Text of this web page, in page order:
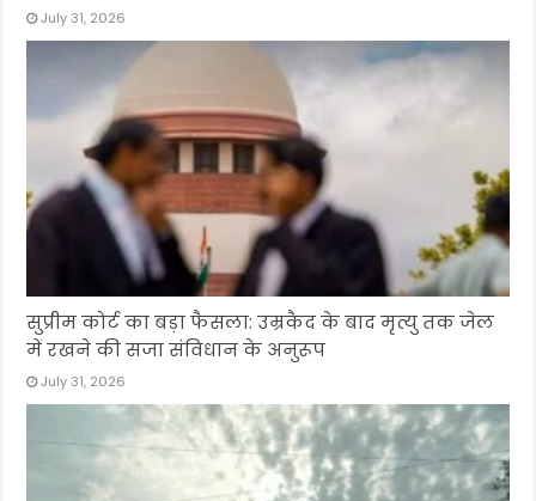
July 31, 2026
सुप्रीम कोर्ट का बड़ा फैसला: उम्रकैद के बाद मृत्यु तक जेल
में रखने की सजा संविधान के अनुरूप
July 31, 2026